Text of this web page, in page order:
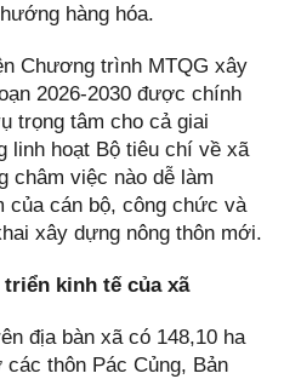
hàng hóa.
Chương trình MTQG xây
2026-2030 được chính
trọng tâm cho cả giai
linh hoạt Bộ tiêu chí về xã
châm việc nào dễ làm
của cán bộ, công chức và
xây dựng nông thôn mới.
kinh tế của xã
địa bàn xã có 148,10 ha
thôn Pác Củng, Bản